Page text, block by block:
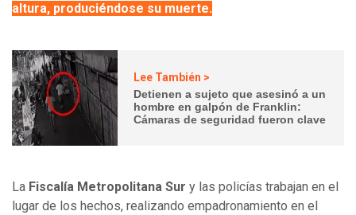
altura, produciéndose su muerte.
Lee También >
Detienen a sujeto que asesinó a un
hombre en galpón de Franklin:
Cámaras de seguridad fueron clave
La Fiscalía Metropolitana Sur y las policías trabajan en el
lugar de los hechos, realizando empadronamiento en el